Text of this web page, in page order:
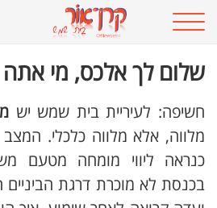
שלום לך אלכס, מי
חשיפה: לעיריית בית שמש יש
מלווה, אלא מלווה כלכלי.
כנראה ליווי מומחה מטעם
בכנסת לא מוכרת דרגת הביניים